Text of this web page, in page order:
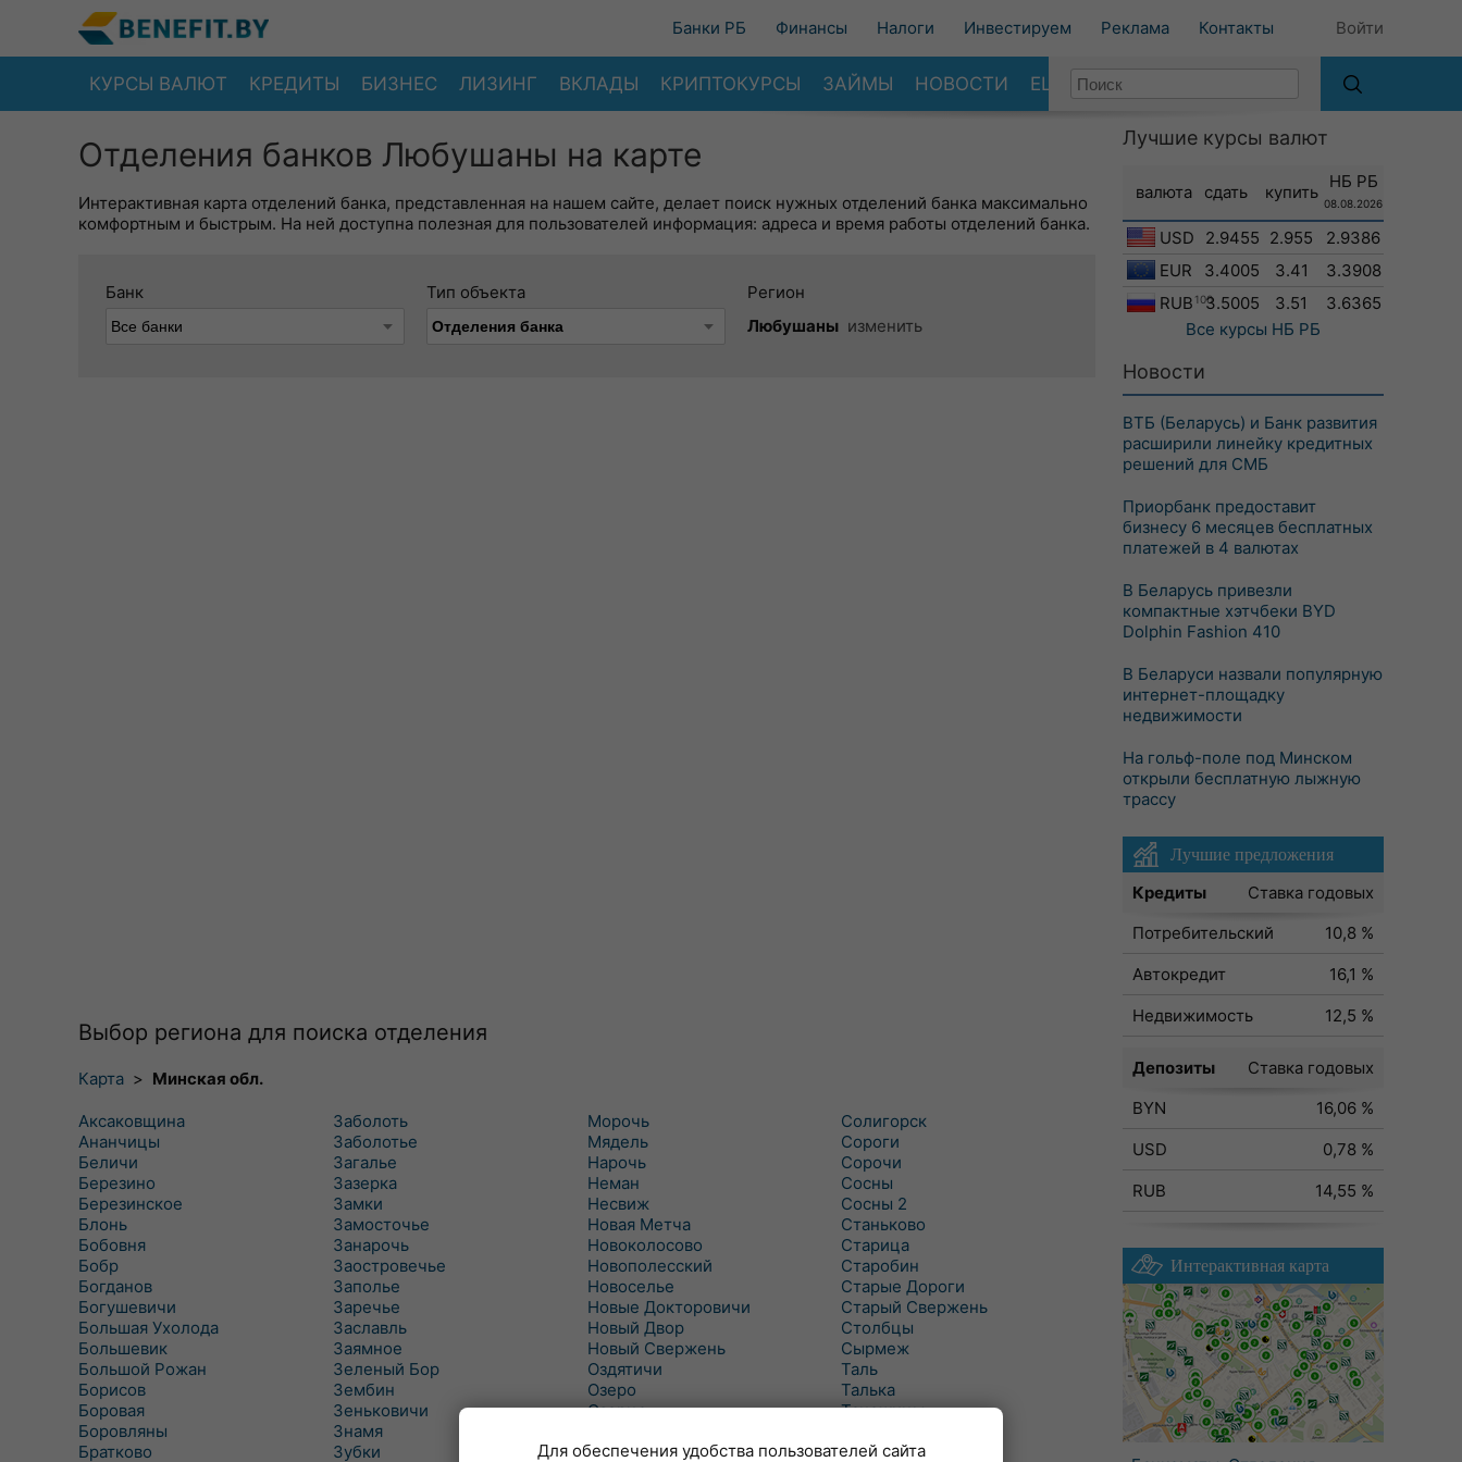
Банки РБ Финансы Налоги Инвестируем Реклама Контакты Войти
КУРСЫ ВАЛЮТ КРЕДИТЫ БИЗНЕС ЛИЗИНГ ВКЛАДЫ КРИПТОКУРСЫ ЗАЙМЫ НОВОСТИ ЕЩЕ
Отделения банков Любушаны на карте
Интерактивная карта отделений банка, представленная на нашем сайте, делает поиск нужных отделений банка максимально
комфортным и быстрым. На ней доступна полезная для пользователей информация: адреса и время работы отделений банка.
Банк Тип объекта
Регион
Любушаны изменить
Выбор региона для поиска отделения
Карта > Минская обл.
Аксаковщина
Ананчицы
Беличи
Березино
Березинское
Блонь
Бобовня
Бобр
Богданов
Богушевичи
Большая Ухолода
Большевик
Большой Рожан
Борисов
Боровая
Боровляны
Братково
Заболоть
Заболотье
Загалье
Зазерка
Замки
Замосточье
Занарочь
Заостровечье
Заполье
Заречье
Заславль
Заямное
Зеленый Бор
Зембин
Зеньковичи
Знамя
Зубки
Морочь
Мядель
Нарочь
Неман
Несвиж
Новая Метча
Новоколосово
Новополесский
Новоселье
Новые Докторовичи
Новый Двор
Новый Свержень
Оздятичи
Озеро
Озерцо
Октябрь
Солигорск
Сороги
Сорочи
Сосны
Сосны 2
Станьково
Старица
Старобин
Старые Дороги
Старый Свержень
Столбцы
Сырмеж
Таль
Талька
Танежицы
Турец-Бояры
Лучшие курсы валют
валюта сдать купить
НБ РБ
08.08.2026
USD 2.9455 2.955
2.9386
EUR
3.4005 3.41
3.3908
RUB 1003.5005 3.51
3.6365
Все курсы НБ РБ
Новости
ВТБ (Беларусь) и Банк развития
расширили линейку кредитных
решений для СМБ
Приорбанк предоставит
бизнесу 6 месяцев бесплатных
платежей в 4 валютах
В Беларусь привезли
компактные хэтчбеки BYD
Dolphin Fashion 410
В Беларуси назвали популярную
интернет-площадку
недвижимости
На гольф-поле под Минском
открыли бесплатную лыжную
трассу
Лучшие предложения
Кредиты
Ставка годовых
Потребительский
10,8 %
Автокредит
16,1 %
Недвижимость
12,5 %
Депозиты
Ставка годовых
BYN
16,06 %
USD
0,78 %
RUB
14,55 %
Интерактивная карта
Для обеспечения удобства пользователей сайта